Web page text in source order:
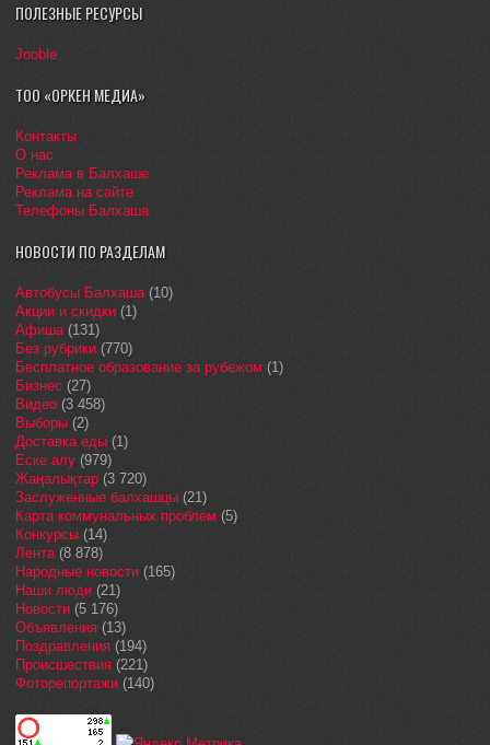
ПОЛЕЗНЫЕ РЕСУРСЫ
Jooble
ТОО «ОРКЕН МЕДИА»
Контакты
О нас
Реклама в Балхаше
Реклама на сайте
Телефоны Балхаша
НОВОСТИ ПО РАЗДЕЛАМ
Автобусы Балхаша(10)
Акции и скидки (1)
Афиша(131)
Без рубрики (770)
Бесплатное образование за рубежом (1)
Бизнес (27)
Видео (3 458)
Выборы (2)
Доставка еды (1)
Еске алу (979)
Жаңалықтар (3 720)
Заслуженные балхашцы (21)
Карта коммунальных проблем (5)
Конкурсы (14)
Лента(8 878)
Народные новости (165)
Наши люди (21)
Новости (5 176)
Объявления (13)
Поздравления (194)
Происшествия (221)
Фоторепортажи (140)